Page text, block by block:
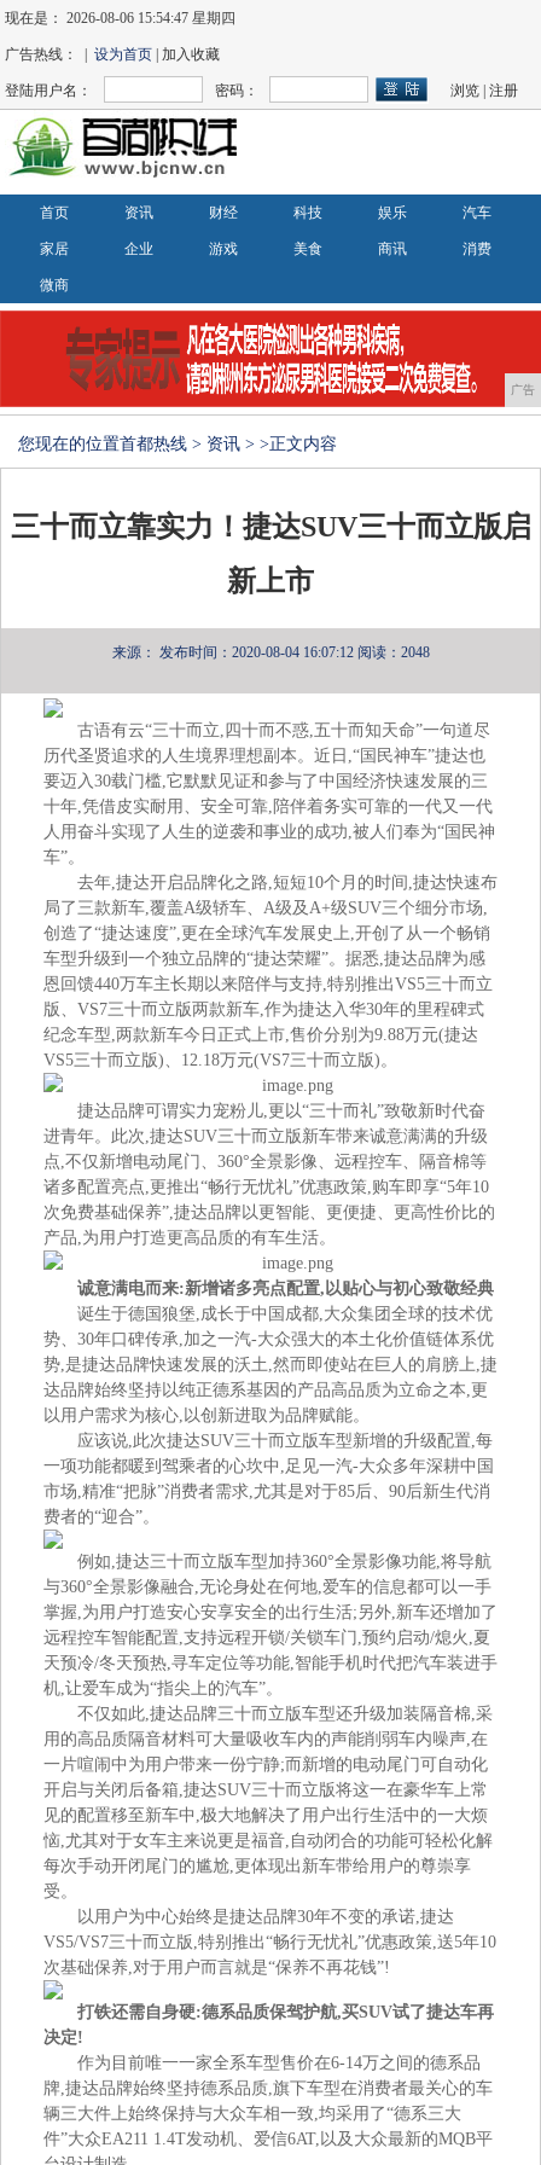
现在是：2026-08-06 15:54:47 星期四
广告热线： |设为首页 | 加入收藏
登陆用户名： 密码： 浏览 |注册
首页 资讯 财经 科技 娱乐 汽车
家居 企业 游戏 美食 商讯 消费
微商
广告
您现在的位置首都热线 > 资讯 > >正文内容
三十而立靠实力！捷达SUV三十而立版启
新上市
来源： 发布时间：2020-08-04 16:07:12 阅读：2048
古语有云“三十而立,四十而不惑,五十而知天命”一句道尽
历代圣贤追求的人生境界理想副本。近日,“国民神车”捷达也
要迈入30载门槛,它默默见证和参与了中国经济快速发展的三
十年,凭借皮实耐用、安全可靠,陪伴着务实可靠的一代又一代
人用奋斗实现了人生的逆袭和事业的成功,被人们奉为“国民神
车”。
去年,捷达开启品牌化之路,短短10个月的时间,捷达快速布
局了三款新车,覆盖A级轿车、A级及A+级SUV三个细分市场,
创造了“捷达速度”,更在全球汽车发展史上,开创了从一个畅销
车型升级到一个独立品牌的“捷达荣耀”。据悉,捷达品牌为感
恩回馈440万车主长期以来陪伴与支持,特别推出VS5三十而立
版、VS7三十而立版两款新车,作为捷达入华30年的里程碑式
纪念车型,两款新车今日正式上市,售价分别为9.88万元(捷达
VS5三十而立版)、12.18万元(VS7三十而立版)。
捷达品牌可谓实力宠粉儿,更以“三十而礼”致敬新时代奋
进青年。此次,捷达SUV三十而立版新车带来诚意满满的升级
点,不仅新增电动尾门、360°全景影像、远程控车、隔音棉等
诸多配置亮点,更推出“畅行无忧礼”优惠政策,购车即享“5年10
次免费基础保养”,捷达品牌以更智能、更便捷、更高性价比的
产品,为用户打造更高品质的有车生活。
诚意满电而来:新增诸多亮点配置,以贴心与初心致敬经典
诞生于德国狼堡,成长于中国成都,大众集团全球的技术优
势、30年口碑传承,加之一汽-大众强大的本土化价值链体系优
势,是捷达品牌快速发展的沃土,然而即使站在巨人的肩膀上,捷
达品牌始终坚持以纯正德系基因的产品高品质为立命之本,更
以用户需求为核心,以创新进取为品牌赋能。
应该说,此次捷达SUV三十而立版车型新增的升级配置,每
一项功能都暖到驾乘者的心坎中,足见一汽-大众多年深耕中国
市场,精准“把脉”消费者需求,尤其是对于85后、90后新生代消
费者的“迎合”。
例如,捷达三十而立版车型加持360°全景影像功能,将导航
与360°全景影像融合,无论身处在何地,爱车的信息都可以一手
掌握,为用户打造安心安享安全的出行生活;另外,新车还增加了
远程控车智能配置,支持远程开锁/关锁车门,预约启动/熄火,夏
天预冷/冬天预热,寻车定位等功能,智能手机时代把汽车装进手
机,让爱车成为“指尖上的汽车”。
不仅如此,捷达品牌三十而立版车型还升级加装隔音棉,采
用的高品质隔音材料可大量吸收车内的声能削弱车内噪声,在
一片喧闹中为用户带来一份宁静;而新增的电动尾门可自动化
开启与关闭后备箱,捷达SUV三十而立版将这一在豪华车上常
见的配置移至新车中,极大地解决了用户出行生活中的一大烦
恼,尤其对于女车主来说更是福音,自动闭合的功能可轻松化解
每次手动开闭尾门的尴尬,更体现出新车带给用户的尊崇享
受。
以用户为中心始终是捷达品牌30年不变的承诺,捷达
VS5/VS7三十而立版,特别推出“畅行无忧礼”优惠政策,送5年10
次基础保养,对于用户而言就是“保养不再花钱”!
打铁还需自身硬:德系品质保驾护航,买SUV试了捷达车再
决定!
作为目前唯一一家全系车型售价在6-14万之间的德系品
牌,捷达品牌始终坚持德系品质,旗下车型在消费者最关心的车
辆三大件上始终保持与大众车相一致,均采用了“德系三大
件”大众EA211 1.4T发动机、爱信6AT,以及大众最新的MQB平